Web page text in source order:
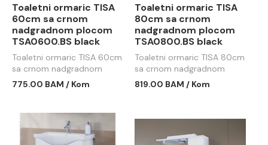
Toaletni ormaric TISA
60cm sa crnom
nadgradnom plocom
TSA0600.BS black
Toaletni ormaric TISA 60cm
sa crnom nadgradnom
plocom TSA0600.BS black
775.00 BAM / Kom
Toaletni ormaric TISA
80cm sa crnom
nadgradnom plocom
TSA0800.BS black
Toaletni ormaric TISA 80cm
sa crnom nadgradnom
plocom TSA0800.BS black
819.00 BAM / Kom